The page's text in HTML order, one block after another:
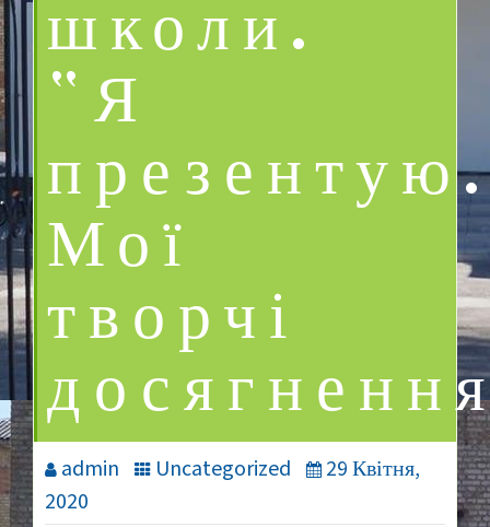
школи.
“Я
Мої
творчі
admin Uncategorized
29 Квітня,
2020